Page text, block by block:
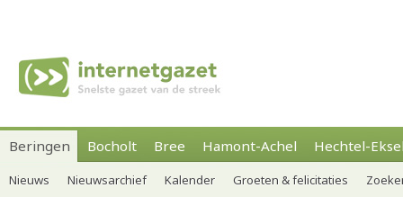
Beringen Bocholt Bree Hamont-Achel Hechtel-
Nieuws Nieuwsarchief Kalender Groeten & felicitaties